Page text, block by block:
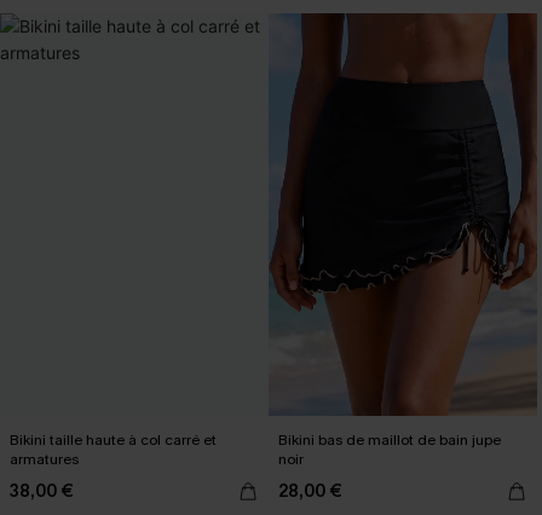
Bikini taille haute à col carré et
armatures
38,00 €
Bikini bas de maillot de bain jupe
noir
28,00 €